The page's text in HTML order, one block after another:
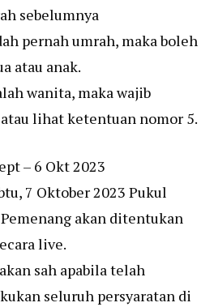
sebelumnya
pernah umrah, maka boleh
atau anak.
wanita, maka wajib
lihat ketentuan nomor 5.
– 6 Okt 2023
7 Oktober 2023 Pukul
akan ditentukan
live.
sah apabila telah
seluruh persyaratan di